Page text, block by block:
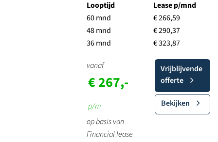
Looptijd
60 mnd
48 mnd
36 mnd
Lease p/mnd
€ 266,59
€ 290,37
€ 323,87
vanaf
€ 267,-
p/m
op basis van
Financial lease
Vrijblijvende
offerte
Bekijken